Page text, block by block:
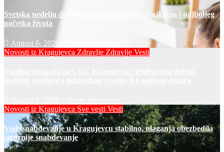
Svetska nedelja dojenja u znaku podrške majkama i najboljeg
početka života
August 6, 2026
Novosti iz Kragujevca Zdravlje Zdravlje Vesti
Novosti iz Kragujevca Sve vesti Vesti
Vodosnabdevanje u Kragujevcu stabilno, ulaganja obezbedila
sigurnije snabdevanje